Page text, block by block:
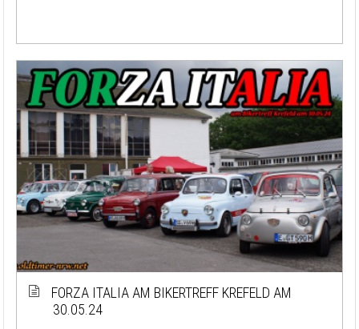
FORZA ITALIA AM BIKERTREFF KREFELD AM
30.05.24